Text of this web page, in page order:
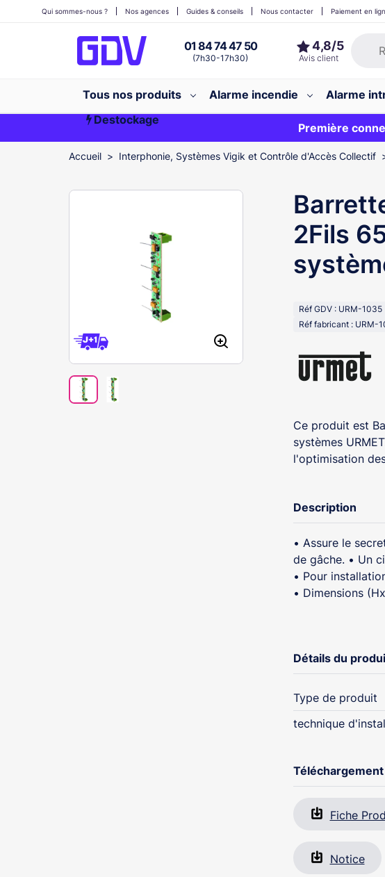
01 84 74 47 50
(7h30-17h30)
Qui sommes-nous ? Nos agences Guides & conseils Nous contacter Paiement en
Tous nos produits Alarme incendie Alarme
Destockage
Première commande ?20€ OFFERT
Première
EXCLU WEB :
Accueil Interphonie, Systèmes Vigik et Contrôle d'Accès Collectif
2Fils
Réf GDV : URM-1035
Réf fabricant : URM-
Ce produit est
systèmes
l'optimisation
Description
• Assure le
de gâche. • Un
• Pour
• Dimensions
Détails du
Type de produit
technique
Téléchargement
Fiche
Notice